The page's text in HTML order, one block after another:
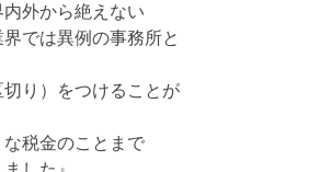
外から絶えない
では異例の事務所と
切り）をつけることが
な税金のことまで